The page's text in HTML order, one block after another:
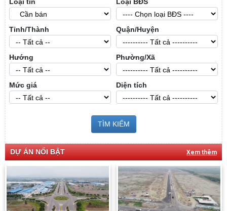
Tỉnh/Thành Quận/Huyện
Hướng Phường/Xã
Mức giá Diện tích
TÌM KIẾM
DỰ ÁN NỔI BẬT Xem thêm